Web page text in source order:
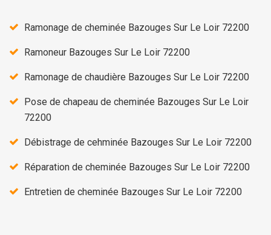
Ramonage de cheminée Bazouges Sur Le Loir 72200
Ramoneur Bazouges Sur Le Loir 72200
Ramonage de chaudière Bazouges Sur Le Loir 72200
Pose de chapeau de cheminée Bazouges Sur Le Loir
72200
Débistrage de cehminée Bazouges Sur Le Loir 72200
Réparation de cheminée Bazouges Sur Le Loir 72200
Entretien de cheminée Bazouges Sur Le Loir 72200